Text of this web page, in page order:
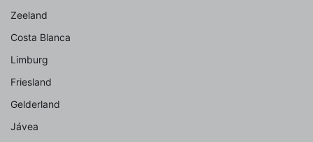
Zeeland
Costa Blanca
Limburg
Friesland
Gelderland
Jávea